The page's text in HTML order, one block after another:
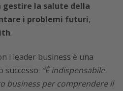
gestire la salute della
i problemi futuri,
.
i leader business è una
successo. “È indispensabile
business per comprendere il